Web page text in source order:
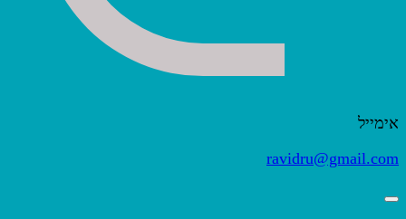
אימייל
ravidru@gmail.com